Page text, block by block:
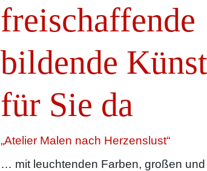
freischaffende
bildende
für Sie da
„Atelier Malen nach Herzenslust“
… mit leuchtenden Farben, großen und